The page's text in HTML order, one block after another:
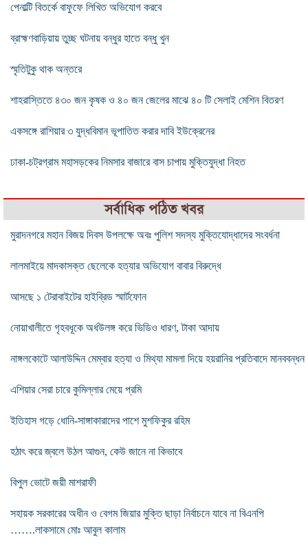
পেনাল্টি বিতর্কে বাফুফে লিখিত অভিযোগ করবে
ব্রাহ্মণবাড়িয়ায় তুচ্ছ ঘটনায় বন্ধুর হাতে বন্ধু খুন
স্মৃতিটুকু থাক অন্তরে
শাহরাস্তিতে ৪৩০ জন কৃষক ও ৪০ জন জেলের মাঝে ৪০ টি সেলাই মেশিন বিতরণ
একসঙ্গে রাশিয়ার ৩ যুদ্ধবিমান ভূপাতিত করার দাবি ইউক্রেনের
ঢাকা-চট্রগ্রাম মহাসড়কের নিমসার বাজারে বাস চাপায় মুক্তিযুদ্ধা নিহত
সর্বাধিক পঠিত খবর
মুরাদনগরে মহান বিজয় দিবস উপলক্ষে অবঃ পুলিশ সদস্য মুক্তিযোদ্ধাদের সংবর্ধনা
লালমাইয়ে মাদকাসক্ত ছেলেকে হত্যার অভিযোগ বাবার বিরুদ্ধে
আসছে ১ টেরাবাইটের হাইব্রিড স্মার্টফোন
নোয়াখালীতে গৃহবধূকে অর্ধউলঙ্গ করে ভিডিও ধারণ, টাকা আদায়
নাঙ্গলকোটে আলাউদ্দিন মেম্বার হত্যা ও মিথ্যা মামলা দিয়ে হয়রানির প্রতিবাদে মানববন্ধন
এশিয়ার সেরা চারে কুমিল্লার মেয়ে প্রমি
ইতিহাস গড়ে ধোনি-সাঙ্গাকারাদের পাশে মুশফিকুর রহিম
হঠাৎ করে জ্বলে উঠল আগুন, কেউ জানে না কিভাবে
বিপুল ভোটে জয়ী মাশরাফী
সহায়ক সরকারের অধীন ও বেগম জিয়ার মুক্তি ছাড়া নির্বাচনে যাবে না বিএনপি
…….লাকসামে মোঃ আবুল কালাম